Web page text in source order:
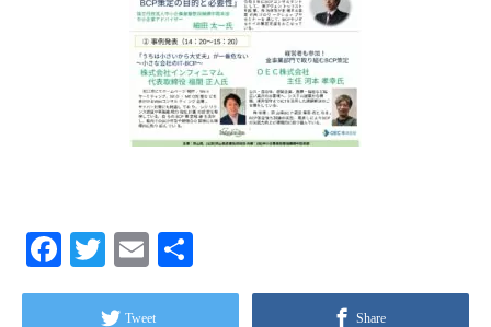
Facebook
Twitter
Email
有
Tweet Share